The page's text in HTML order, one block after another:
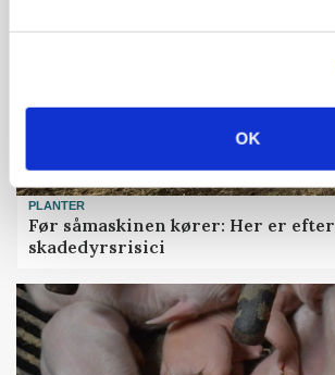
OK
PLANTER
Før såmaskinen kører: Her er
skadedyrsrisici